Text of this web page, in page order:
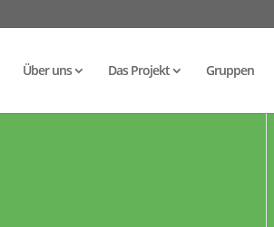
Über uns Das Projekt Gruppen